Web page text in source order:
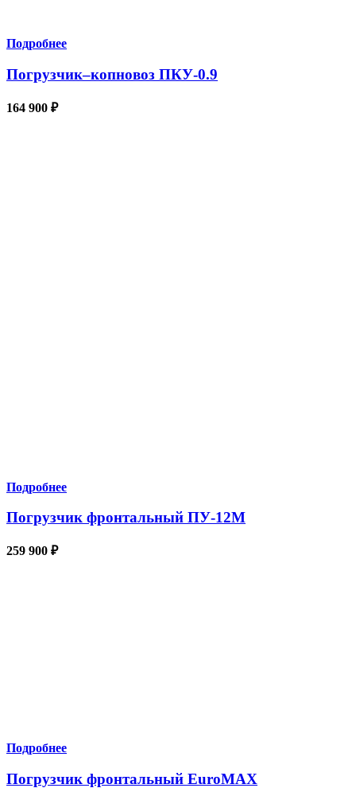
Подробнее
Погрузчик–копновоз ПКУ-0.9
164 900 ₽
Подробнее
Погрузчик фронтальный ПУ-12М
259 900 ₽
Подробнее
Погрузчик фронтальный EuroMAX